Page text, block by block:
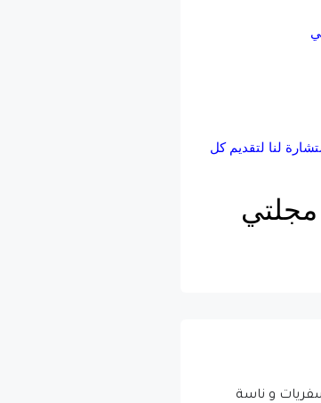
لنا لتقديم كل
مجلتي
و ناسة